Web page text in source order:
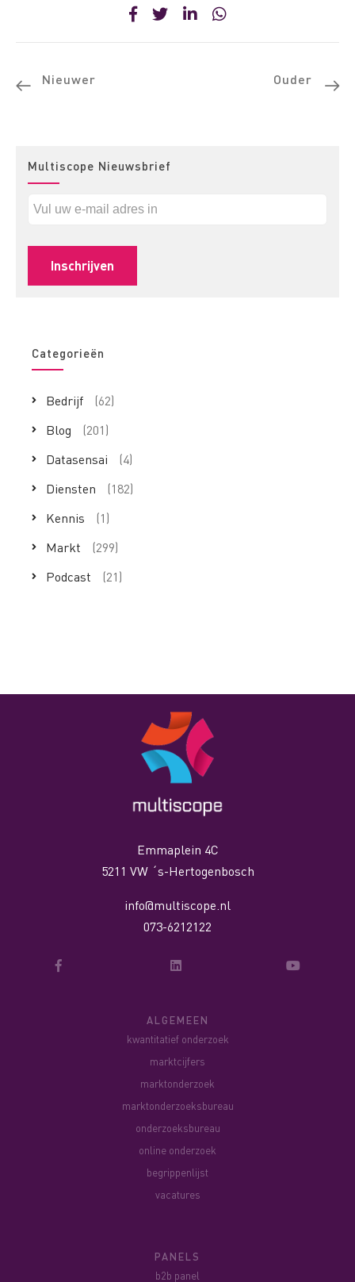
Nieuwer Ouder
Multiscope Nieuwsbrief
Categorieën
Bedrijf
(62)
Blog
(201)
Datasensai
(4)
Diensten
(182)
Kennis
(1)
Markt
(299)
Podcast
(21)
Emmaplein 4C
5211 VW ´s-Hertogenbosch
info@multiscope.nl
073-6212122
ALGEMEEN
kwantitatief onderzoek
marktcijfers
marktonderzoek
marktonderzoeksbureau
onderzoeksbureau
online onderzoek
begrippenlijst
vacatures
PANELS
b2b panel